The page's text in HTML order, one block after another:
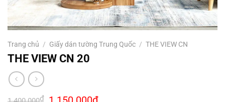
Trang chủ / Giấy dán tường Trung Quốc / THE VIEW CN
THE VIEW CN 20
₫ Giá
Giá